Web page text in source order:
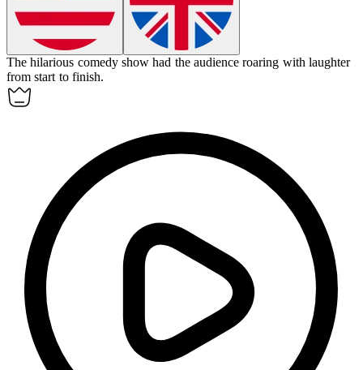
Thehilarious comedy show had the audience roaring with laughter
from start to finish.